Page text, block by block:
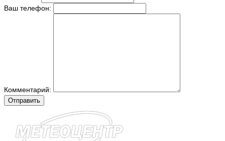
Ваш телефон:
Комментарий:
Отправить